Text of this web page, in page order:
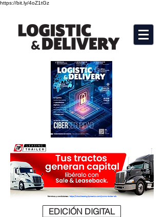
https://bit.ly/4oZ1tGz
EDICIÓN DIGITAL